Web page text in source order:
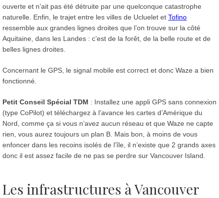
ouverte et n’ait pas été détruite par une quelconque catastrophe
naturelle. Enfin, le trajet entre les villes de Ucluelet et Tofino
ressemble aux grandes lignes droites que l’on trouve sur la côté
Aquitaine, dans les Landes : c’est de la forêt, de la belle route et de
belles lignes droites.
Concernant le GPS, le signal mobile est correct et donc Waze a bien
fonctionné.
Petit Conseil Spécial TDM : Installez une appli GPS sans connexion
(type CoPilot) et téléchargez à l’avance les cartes d’Amérique du
Nord, comme ça si vous n’avez aucun réseau et que Waze ne capte
rien, vous aurez toujours un plan B. Mais bon, à moins de vous
enfoncer dans les recoins isolés de l’île, il n’existe que 2 grands axes
donc il est assez facile de ne pas se perdre sur Vancouver Island.
Les infrastructures à Vancouver